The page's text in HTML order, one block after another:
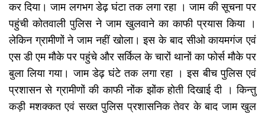
कर दिया। जाम लगभग डेढ़ घंटा तक लगा रहा । जाम की सूचना पर
पहुंची कोतवाली पुलिस ने जाम खुलवाने का काफी प्रयास किया ।
लेकिन ग्रामीणों ने जाम नहीं खोला। इस के बाद सीओ कायमगंज एवं
एस डी एम मौके पर पहुंचे और सर्किल के चारों थानों का फोर्स मौके पर
बुला लिया गया। जाम डेढ़ घंटे तक लगा रहा । इस बीच पुलिस एवं
प्रशासन से ग्रामीणों की काफी नोंक झोंक होती दिखाई दी । किन्तु
कड़ी मशक्कत एवं सख्त पुलिस प्रशासनिक तेवर के बाद जाम खुल